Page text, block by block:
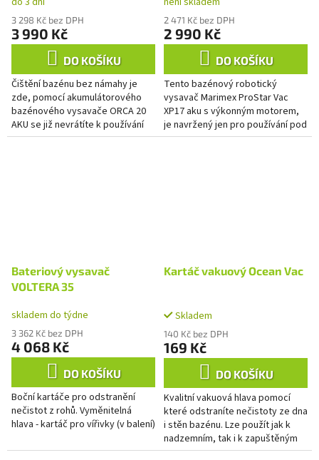
3 298 Kč bez DPH
3 990 Kč
DO KOŠÍKU
Čištění bazénu bez námahy je
zde, pomocí akumulátorového
bazénového vysavače ORCA 20
AKU se již nevrátíte k používání
vysavačů napojených na filtrační
2 471 Kč bez DPH
2 990 Kč
DO KOŠÍKU
Tento bazénový robotický
vysavač Marimex ProStar Vac
XP17 aku s výkonným motorem,
je navržený jen pro používání pod
vodou. Je vhodný pro bazény s
Bateriový vysavač
VOLTERA 35
skladem do týdne
3 362 Kč bez DPH
4 068 Kč
DO KOŠÍKU
Boční kartáče pro odstranění
nečistot z rohů. Vyměnitelná
hlava - kartáč pro vířivky (v balení)
Kartáč vakuový Ocean Vac
Skladem
140 Kč bez DPH
169 Kč
DO KOŠÍKU
Kvalitní vakuová hlava pomocí
které odstraníte nečistoty ze dna
i stěn bazénu. Lze použít jak k
nadzemním, tak i k zapuštěným
bazénům. Napojení na hadice o